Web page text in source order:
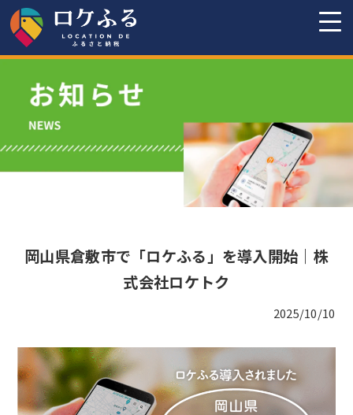
岡山県倉敷市で「ロケふる」を導入開始｜株
式会社ロケトク
2025/10/10